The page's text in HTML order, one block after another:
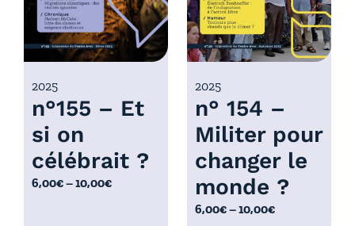
0
0
à
1
0
,
0
0
:
6
,
0
0
à
1
,
0
n°155 – Et
si on
célébrait ?
2025
6,00€–10,00€
P
n° 154 –
Militer pour
changer le
monde ?
2025
6,00€–10,00€
P